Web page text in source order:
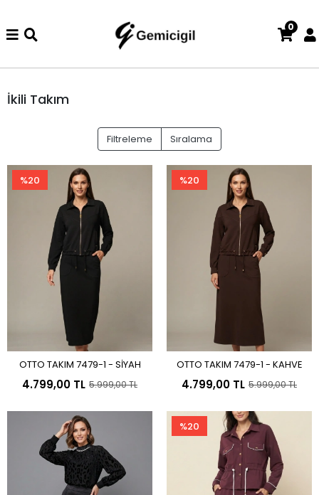
ve değişim işlemi yoktur.
0
İkili Takım
Filtreleme Sıralama
%20
Sepete Ekle
OTTO TAKIM 7479-1 - SİYAH
4.799,00 TL 5.999,00 TL
%20
Sepete Ekle
OTTO TAKIM 7479-1 - KAHVE
4.799,00 TL 5.999,00 TL
%20